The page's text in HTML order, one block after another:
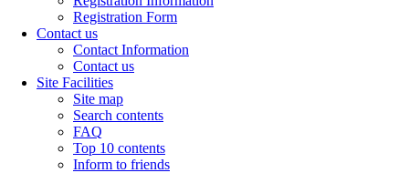
Registration Form
Contact us
Contact Information
Contact us
Site Facilities
Site map
Search contents
FAQ
Top 10 contents
Inform to friends